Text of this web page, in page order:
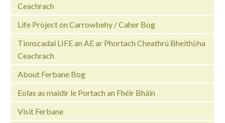
Ceachrach
Life Project on Carrowbehy / Caher Bog
Tionscadal LIFE an AE ar Phortach Cheathrú Bheithí/na
Ceachrach
About Ferbane Bog
Eolas as maidir le Portach an Fhéir Bháin
Visit Ferbane